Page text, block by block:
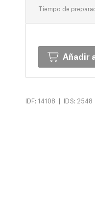
Tiempo de
Añadir
IDF: 14108 | IDS: 2548